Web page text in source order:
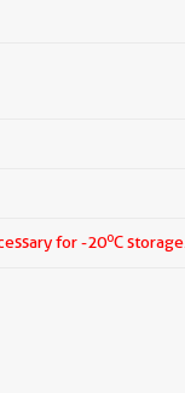
for -20oC storage.